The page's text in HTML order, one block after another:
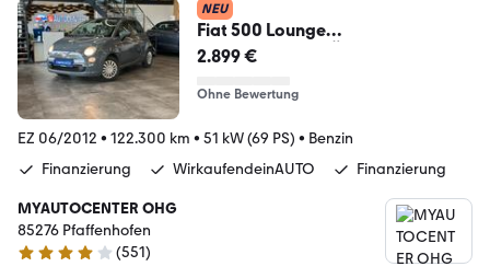
NEU
Fiat 500 Lounge
*PANO*KLIMA*TÜV02/28*
2.899 €
Ohne Bewertung
EZ 06/2012 • 122.300 km • 51 kW (69 PS) • Benzin
Finanzierung
WirkaufendeinAUTO Finanzierung
MYAUTOCENTER OHG
85276 Pfaffenhofen
4.2 Sterne
(551)